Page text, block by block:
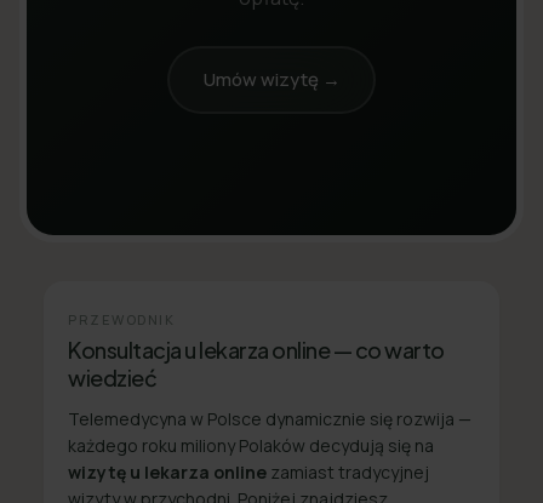
Umów wizytę →
PRZEWODNIK
Konsultacja u lekarza online — co warto
wiedzieć
Telemedycyna w Polsce dynamicznie się rozwija —
każdego roku miliony Polaków decydują się na
wizytę u lekarza online zamiast tradycyjnej
wizyty w przychodni. Poniżej znajdziesz